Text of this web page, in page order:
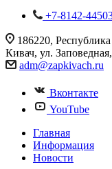
+7-8142-
186220,
Кивач, ул.
adm@zapkivach.ru
Вконтакте
YouTube
Главная
Информация
Новости